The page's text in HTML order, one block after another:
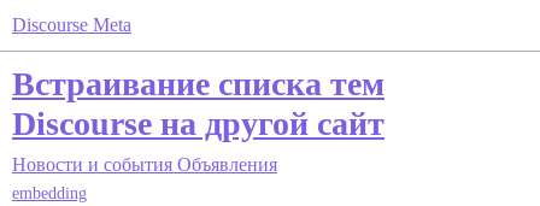
Discourse Meta
Встраивание списка тем
Discourse на другой сайт
Новости и события Объявления
embedding